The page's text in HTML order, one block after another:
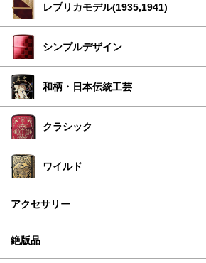
レプリカモデル(1935,1941)
シンプルデザイン
和柄・日本伝統工芸
クラシック
ワイルド
アクセサリー
絶版品